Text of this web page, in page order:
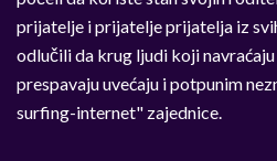
prijatelje i prijatelje prijatelja iz
odlučili da krug ljudi koji navraćaju
prespavaju uvećaju i potpunim
surfing-internet" zajednice.